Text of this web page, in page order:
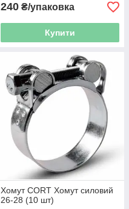
240 ₴/упаковка
Купити
Хомут CORT Хомут силовий
26-28 (10 шт)